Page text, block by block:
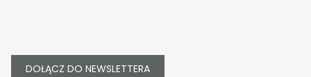
DOŁĄCZ DO NEWSLETTERA